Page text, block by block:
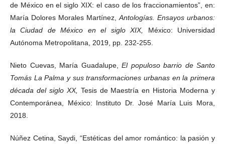
de México en el siglo XIX: el caso de los fraccionamientos”, en:
María Dolores Morales Martínez, Antologías. Ensayos urbanos:
la Ciudad de México en el siglo XIX, México: Universidad
Autónoma Metropolitana, 2019, pp. 232-255.
Nieto Cuevas, María Guadalupe, El populoso barrio de Santo
Tomás La Palma y sus transformaciones urbanas en la primera
década del siglo XX, Tesis de Maestría en Historia Moderna y
Contemporánea, México: Instituto Dr. José María Luis Mora,
2018.
Núñez Cetina, Saydi, “Estéticas del amor romántico: la pasión y